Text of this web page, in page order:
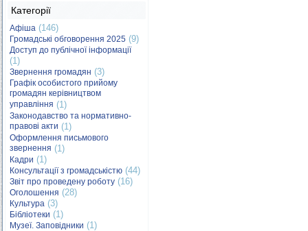
Категорії
Афіша (146)
Громадські обговорення 2025 (9)
Доступ до публічної інформації
(1)
Звернення громадян (3)
Графік особистого прийому
громадян керівництвом
управління (1)
Законодавство та нормативно-
правові акти (1)
Оформлення письмового
звернення (1)
Кадри (1)
Консультації з громадськістю (44)
Звіт про проведену роботу (16)
Оголошення (28)
Культура (3)
Бібліотеки (1)
Музеї. Заповідники (1)